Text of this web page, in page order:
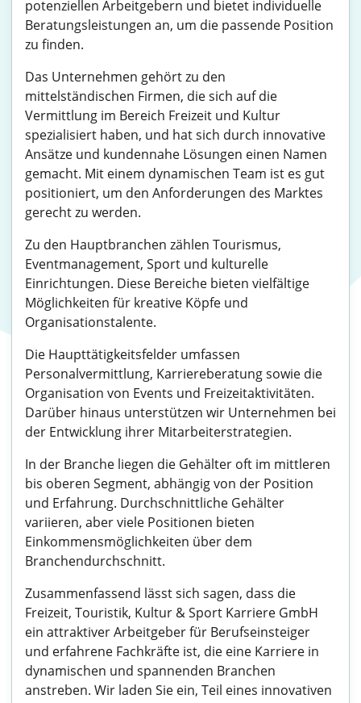
potenziellen Arbeitgebern und bietet individuelle
Beratungsleistungen an, um die passende Position
zu finden.
Das Unternehmen gehört zu den
mittelständischen Firmen, die sich auf die
Vermittlung im Bereich Freizeit und Kultur
spezialisiert haben, und hat sich durch innovative
Ansätze und kundennahe Lösungen einen Namen
gemacht. Mit einem dynamischen Team ist es gut
positioniert, um den Anforderungen des Marktes
gerecht zu werden.
Zu den Hauptbranchen zählen Tourismus,
Eventmanagement, Sport und kulturelle
Einrichtungen. Diese Bereiche bieten vielfältige
Möglichkeiten für kreative Köpfe und
Organisationstalente.
Die Haupttätigkeitsfelder umfassen
Personalvermittlung, Karriereberatung sowie die
Organisation von Events und Freizeitaktivitäten.
Darüber hinaus unterstützen wir Unternehmen bei
der Entwicklung ihrer Mitarbeiterstrategien.
In der Branche liegen die Gehälter oft im mittleren
bis oberen Segment, abhängig von der Position
und Erfahrung. Durchschnittliche Gehälter
variieren, aber viele Positionen bieten
Einkommensmöglichkeiten über dem
Branchendurchschnitt.
Zusammenfassend lässt sich sagen, dass die
Freizeit, Touristik, Kultur & Sport Karriere GmbH
ein attraktiver Arbeitgeber für Berufseinsteiger
und erfahrene Fachkräfte ist, die eine Karriere in
dynamischen und spannenden Branchen
anstreben. Wir laden Sie ein, Teil eines innovativen